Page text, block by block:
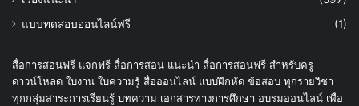
แบบทดสอบออนไลน์ฟรี
(1)
สื่อการสอนฟรี แจกฟรี สื่อการสอน แนะนำ สื่อการสอนฟรี สำหรับครู
ดาวน์โหลด ใบงาน ใบความรู้ สื่อออนไลน์ แบบฝึกหัด ข้อสอบ ทุกรายวิชา
ทุกกลุ่มสาระการเรียนรู้ บทความ เอกสารทางการศึกษา อบรมออนไลน์ เพื่อ